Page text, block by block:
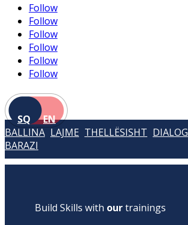
Follow
Follow
Follow
Follow
Follow
Follow
SQ EN
BALLINA LAJME THELLËSISHT DIALOG
BARAZI
Build Skills with ourtrainings